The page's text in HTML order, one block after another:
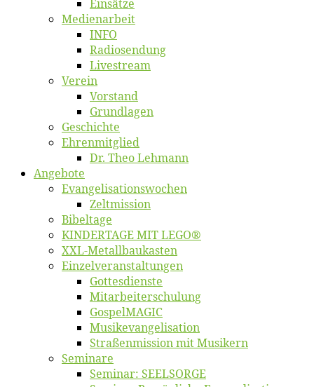
Ein­sät­ze
Me­di­en­ar­beit
INFO
Ra­dio­sen­dung
Live­stream
Ver­ein
Vor­stand
Grund­la­gen
Ge­schich­te
Eh­ren­mit­glied
Dr. Theo Lehmann
An­ge­bo­te
Evangelisa­tions­wo­chen
Zelt­mis­si­on
Bi­bel­ta­ge
KINDERTAGE MIT LEGO®
XXL-Me­­tal­l­­bau­­kas­­ten
Einzelver­an­stal­tungen
Got­tes­diens­te
Mitarbeiter­schulung
Gos­pel­MA­GIC
Musikevan­ge­li­sa­tion
Straßenmis­sion mit Musikern
Se­mi­na­re
Se­mi­nar: SEELSORGE